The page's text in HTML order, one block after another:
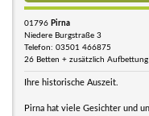
01796 Pirna
Niedere Burgstraße 3
Telefon: 03501 466875
26 Betten + zusätzlich Aufbettung
Ihre historische Auszeit.
Pirna hat viele Gesichter und